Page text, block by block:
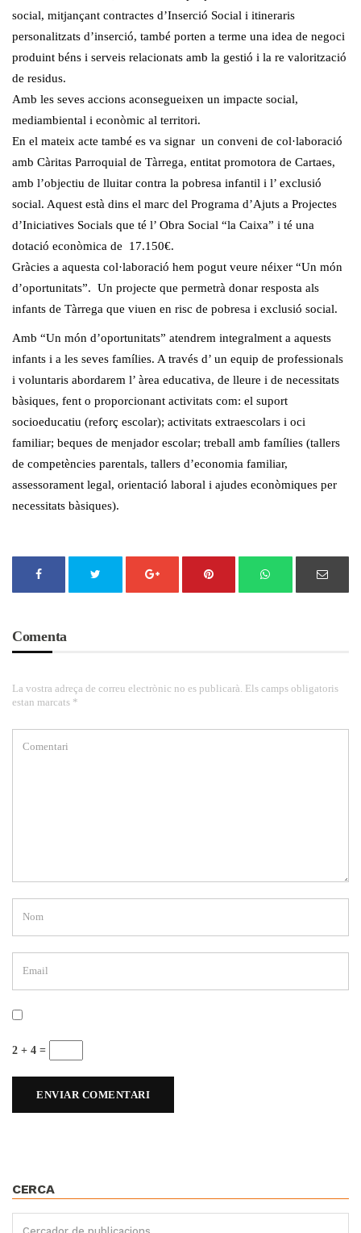
social, mitjançant contractes d’Inserció Social i itineraris
personalitzats d’inserció, també porten a terme una idea de negoci
produint béns i serveis relacionats amb la gestió i la re valorització
de residus.
Amb les seves accions aconsegueixen un impacte social,
mediambiental i econòmic al territori.
En el mateix acte també es va signar un conveni de col·laboració
amb Càritas Parroquial de Tàrrega, entitat promotora de Cartaes,
amb l’objectiu de lluitar contra la pobresa infantil i l’ exclusió
social. Aquest està dins el marc del Programa d’Ajuts a Projectes
d’Iniciatives Socials que té l’ Obra Social “la Caixa” i té una
dotació econòmica de 17.150€.
Gràcies a aquesta col·laboració hem pogut veure néixer “Un món
d’oportunitats”. Un projecte que permetrà donar resposta als
infants de Tàrrega que viuen en risc de pobresa i exclusió social.
Amb “Un món d’oportunitats” atendrem integralment a aquests
infants i a les seves famílies. A través d’ un equip de professionals
i voluntaris abordarem l’ àrea educativa, de lleure i de necessitats
bàsiques, fent o proporcionant activitats com: el suport
socioeducatiu (reforç escolar); activitats extraescolars i oci
familiar; beques de menjador escolar; treball amb famílies (tallers
de competències parentals, tallers d’economia familiar,
assessorament legal, orientació laboral i ajudes econòmiques per
necessitats bàsiques).
Comenta
La vostra adreça de correu electrònic no es publicarà. Els camps obligatoris
estan marcats *
2 + 4 =
CERCA